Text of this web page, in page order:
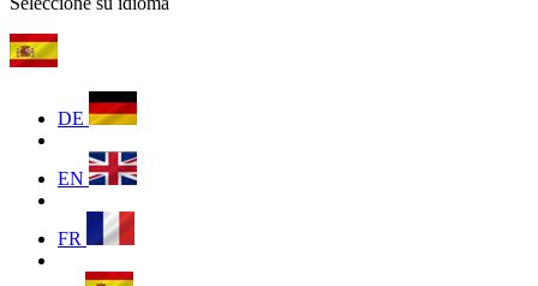
DE
EN
FR